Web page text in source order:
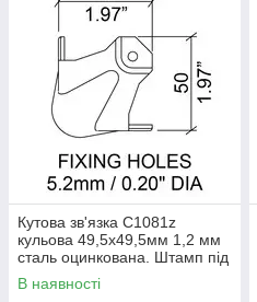
Кутова зв'язка C1081z
кульова 49,5х49,5мм 1,2 мм
сталь оцинкована. Штамп під
профіль 31х31мм. Для
профілю з
В наявності